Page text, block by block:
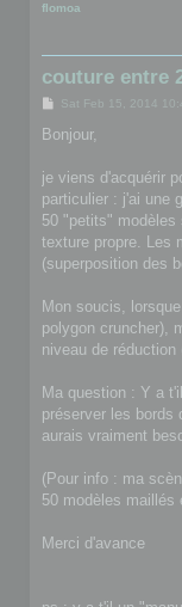
flomoa
couture entre
P
s
Sat Feb 15, 2014
Bonjour,
je viens d'acquérir
particulier : j'ai une
50 "petits" modèles
texture propre. Les
(superposition des
Mon soucis,
polygon cruncher),
niveau de réduction
Ma question : Y a
préserver les bords
aurais vraiment
(Pour info : ma
50 modèles maillés
Merci d'avance